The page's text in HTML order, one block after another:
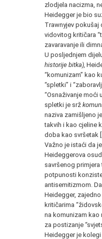
zlodjela nacizma,
Heidegger je bio
Trawnyjev pokušaj
vidovitog kritičara
zavaravanje ili
U posljednjem
historije bitka),
“komunizam” kao
“spletki” i
“Osnaživanje moći
spletki je srž
naziva zamišljeno
takvih i kao cjeline
doba kao svršetak
Važno je istaći da
Heideggerova
savršenog primjera
potpunosti
antisemitizmom.
Heidegger,
kritičarima
na komunizam kao
za postizanje
Heidegger je